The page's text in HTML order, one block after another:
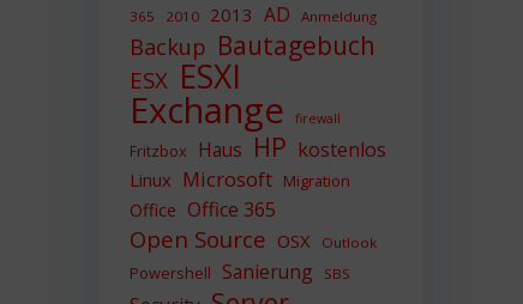
365 2010 2013 AD Anmeldung
Backup Bautagebuch
ESX ESXI
Exchange firewall
Fritzbox Haus HP kostenlos
Linux Microsoft Migration
Office Office 365
Open Source OSX Outlook
Powershell Sanierung SBS